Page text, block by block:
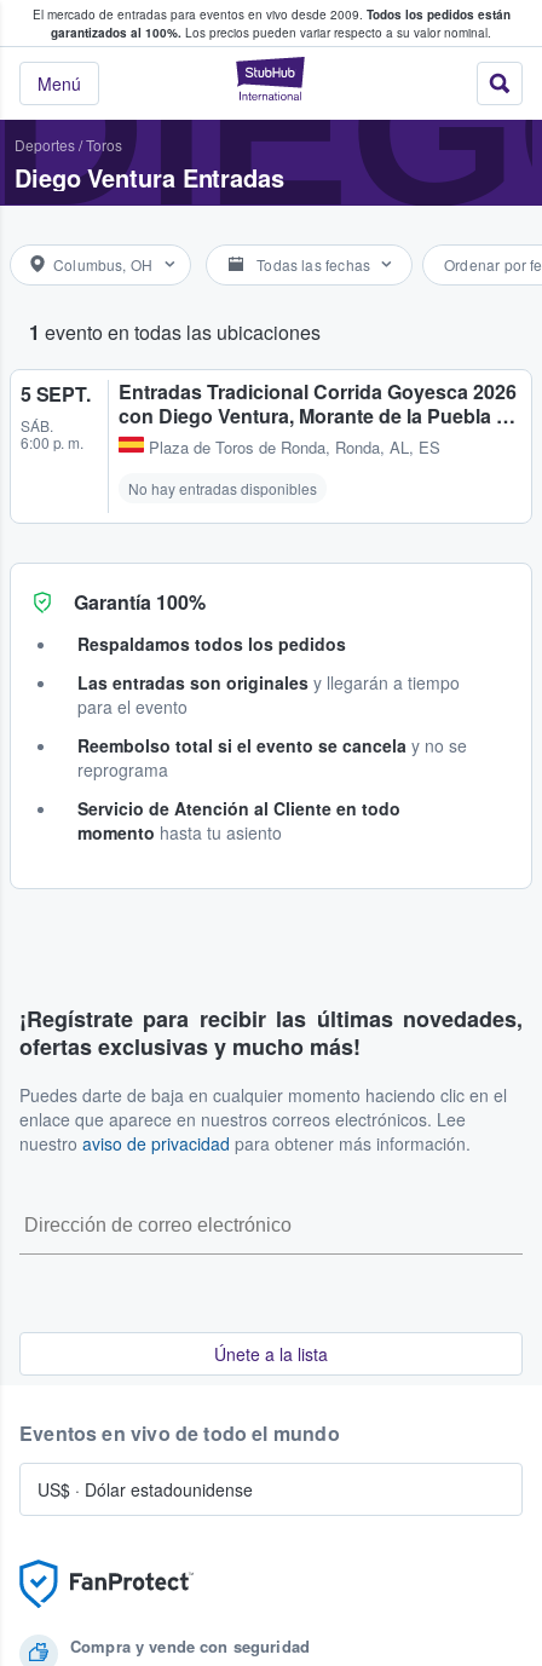
El mercado de entradas para eventos en vivo desde 2009. Todos los pedidos están
garantizados al 100%. Los precios pueden variar respecto a su valor nominal.
StubHub:
Menú
y venta de entradas entre fans
Deportes/Toros
Diego Ventura Entradas
Columbus, OH Todas las fechas Ordenar por
1 evento en todas las ubicaciones
5 SEPT.
SÁB.
6:00 p. m.
Entradas Tradicional Corrida Goyesca 2026
con Diego Ventura, Morante de la Puebla …
Plaza de Toros de Ronda, Ronda, AL, ES
No hay entradas disponibles
Garantía 100%
Respaldamos todos los pedidos
Las entradas son originales y llegarán a tiempo
para el evento
Reembolso total si el evento se cancela y no se
reprograma
Servicio de Atención al Cliente en todo
momento hasta tu asiento
¡Regístrate para recibir las últimas novedades,
ofertas exclusivas y mucho más!
Puedes darte de baja en cualquier momento haciendo clic en el
enlace que aparece en nuestros correos electrónicos. Lee
nuestro aviso de privacidad para obtener más información.
Únete a la lista
Compra y vende con seguridad
Eventos en vivo de todo el mundo
US$ · Dólar estadounidense